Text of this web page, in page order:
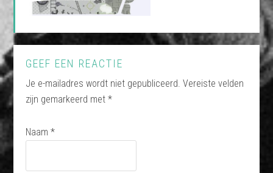
GEEF EEN REACTIE
Je e-mailadres wordt niet gepubliceerd. Vereiste velden
zijn gemarkeerd met*
Naam*